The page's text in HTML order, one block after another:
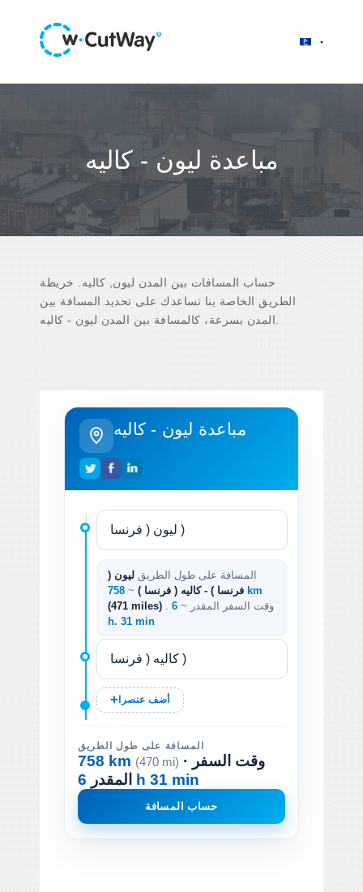
مباعدة ليون - كاليه
حساب المسافات بين المدن ليون, كاليه. خريطة
الطريق الخاصة بنا تساعدك على تحديد المسافة بين
مباعدة ليون - كاليه
المسافة على طول الطريق ليون (
فرنسا ) - كاليه ( فرنسا ) ~
758 km
(471 miles)
. وقت السفر المقدر ~ 6
h. 31 min
أضف عنصرا
المسافة على طول الطريق
758 km (470 mi) · وقت السفر
المقدر 6 h 31 min
حساب المسافة